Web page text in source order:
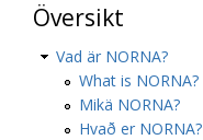
Översikt
Vad är NORNA?
What is NORNA?
Mikä NORNA?
Hvað er NORNA?